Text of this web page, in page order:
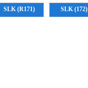
SLK (R171) SLK (172)